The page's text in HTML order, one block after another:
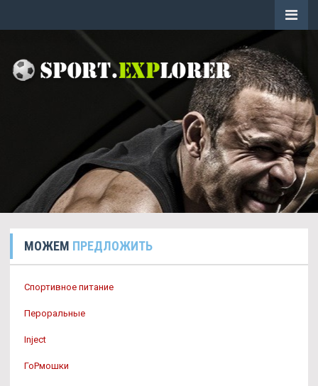
МОЖЕМ ПРЕДЛОЖИТЬ
Спортивное питание
Пероральные
Inject
ГоРмошки